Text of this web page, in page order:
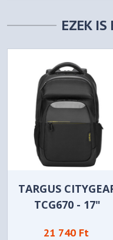
EZEK IS
TARGUS
TCG670 - 17"
21 740 Ft